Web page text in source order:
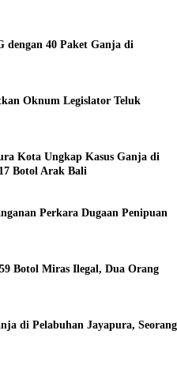
dengan 40 Paket Ganja di
Oknum Legislator Teluk
Kota Ungkap Kasus Ganja di
Botol Arak Bali
Perkara Dugaan Penipuan
Botol Miras Ilegal, Dua Orang
di Pelabuhan Jayapura, Seorang